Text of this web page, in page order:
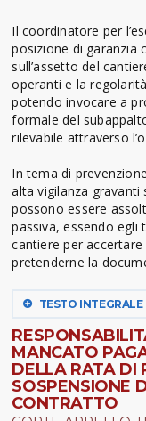
Il coordinatore per
posizione di garanzia
sull’assetto del
operanti e la
potendo invocare a
formale del
rilevabile attraverso
In tema di
alta vigilanza
possono essere
passiva, essendo egli
cantiere per
pretenderne la
TESTO INTEGRALE
MANCATO
DELLA RATA DI
SOSPENSIONE
CONTRATTO